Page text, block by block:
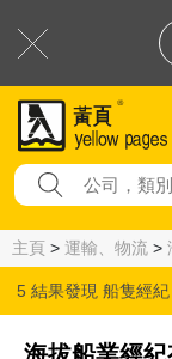
主頁 > 運輸、物流 >
5 結果發現 船隻經紀